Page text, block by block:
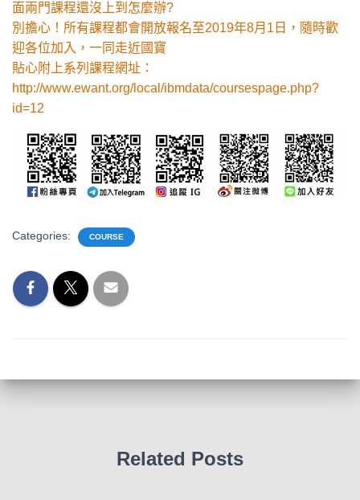
面兩門課程還沒上到怎麼辦?
別擔心！所有課程都會開放報名至2019年8月1日，隨時歡
迎各位加入，一同走近國寶
貼心附上系列課程網址：
http://www.ewant.org/local/ibmdata/coursespage.php?
id=12
Categories: COURSE
Related Posts